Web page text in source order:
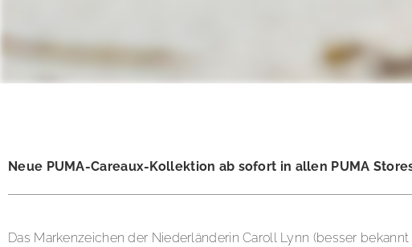
Neue PUMA-Careaux-Kollektion ab sofort in allen PUMA
Das Markenzeichen der Niederländerin Caroll Lynn (besser